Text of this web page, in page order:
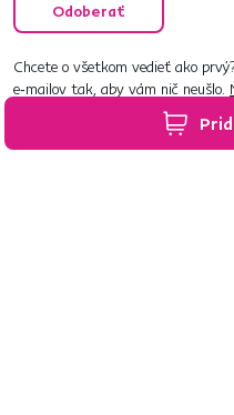
Odoberať
Chcete o všetkom vedieť ako
e‑mailov tak, aby vám nič neušlo.